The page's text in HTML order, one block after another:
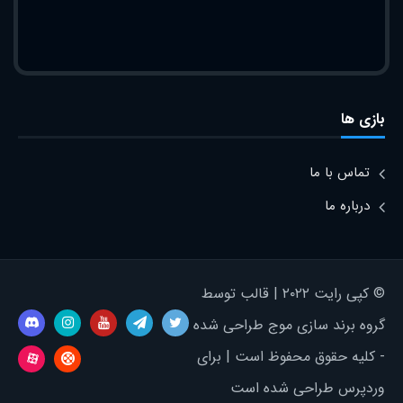
بازی ها
تماس با ما
درباره ما
© کپی رایت ۲۰۲۲ | قالب توسط
گروه برند سازی موج طراحی شده
- کلیه حقوق محفوظ است | برای
وردپرس طراحی شده است